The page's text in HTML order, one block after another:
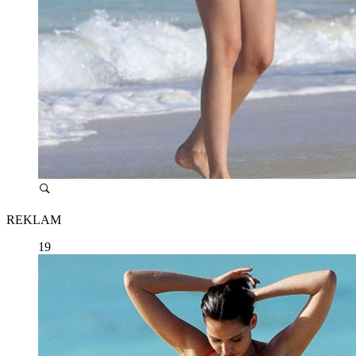
REKLAM
19